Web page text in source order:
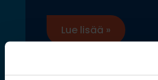
Lue lisää »